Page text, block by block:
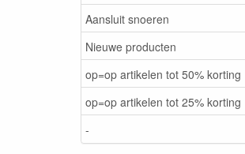
Aansluit snoeren
Nieuwe producten
op=op artikelen tot 50% korting
op=op artikelen tot 25% korting
-